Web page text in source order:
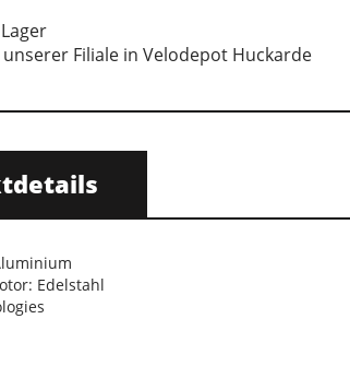
Filiale in Velodepot Huckarde
Edelstahl